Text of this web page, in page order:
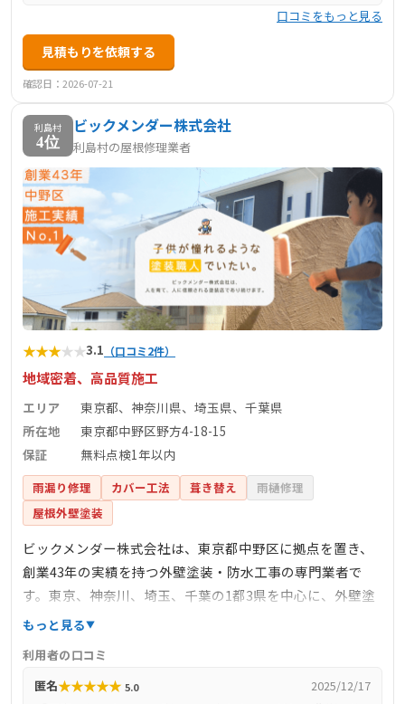
口コミをもっと見る
見積もりを依頼する
確認日：2026-07-21
利島村
4位
ビックメンダー株式会社
利島村の屋根修理業者
★★★★★3.1 （口コミ2件）
地域密着、高品質施工
エリア
東京都、神奈川県、埼玉県、千葉県
所在地
東京都中野区野方4-18-15
保証
無料点検1年以内
雨漏り修理 カバー工法 葺き替え
雨樋修理
屋根外壁塗装
ビックメンダー株式会社は、東京都中野区に拠点を置き、
創業43年の実績を持つ外壁塗装・防水工事の専門業者で
す。東京、神奈川、埼玉、千葉の1都3県を中心に、外壁塗
装、屋根塗装、屋上防水などのサービスを提供していま
施工しており、中間マージンがかからないため、費用対効
果の高い施工が可能です。工事完了後1年以内の無料点検サ
もっと見る
利用者の口コミ
匿名★★★★★ 5.0 2025/12/17